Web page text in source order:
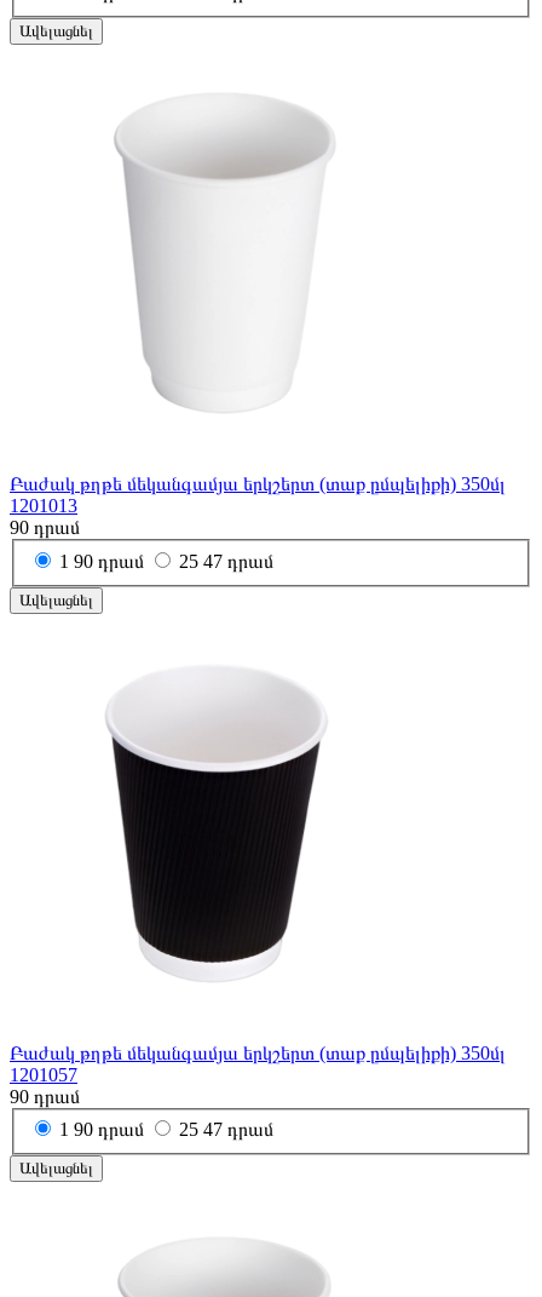
Ավելացնել
Բաժակ թղթե մեկանգամյա երկշերտ (տաք ըմպելիքի) 350մլ
1201013
90 դրամ
1 90 դրամ 25 47 դրամ
Ավելացնել
Բաժակ թղթե մեկանգամյա երկշերտ (տաք ըմպելիքի) 350մլ
1201057
90 դրամ
1 90 դրամ 25 47 դրամ
Ավելացնել